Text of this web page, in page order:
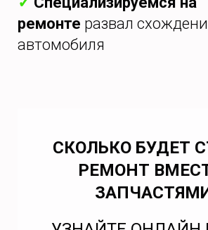
ремонте развал
автомобиля
СКОЛЬКО БУДЕТ
РЕМОНТ